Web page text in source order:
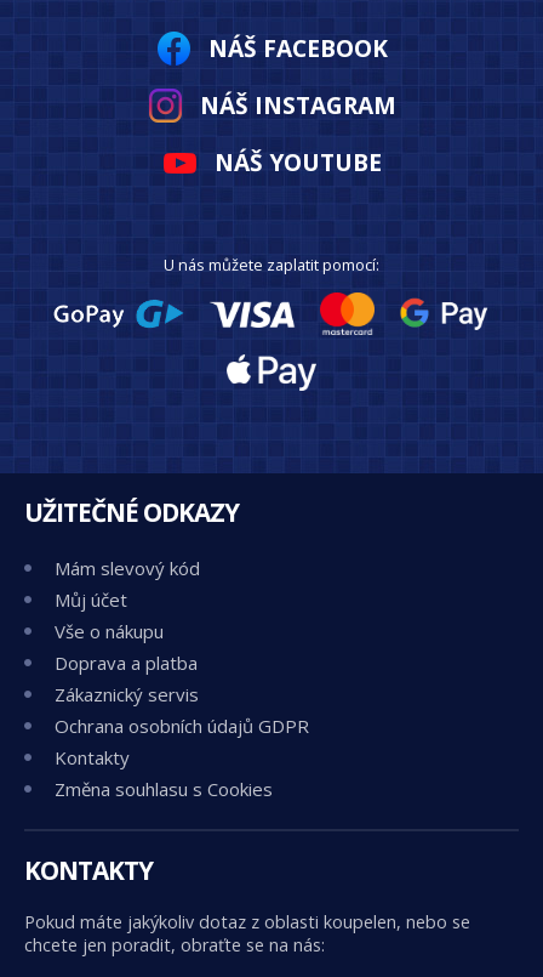
NÁŠ FACEBOOK
NÁŠ INSTAGRAM
NÁŠ YOUTUBE
U nás můžete zaplatit pomocí:
UŽITEČNÉ ODKAZY
Mám slevový kód
Můj účet
Vše o nákupu
Doprava a platba
Zákaznický servis
Ochrana osobních údajů GDPR
Kontakty
Změna souhlasu s Cookies
KONTAKTY
Pokud máte jakýkoliv dotaz z oblasti koupelen, nebo se
chcete jen poradit, obraťte se na nás: